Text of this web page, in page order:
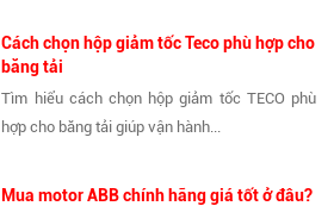
Cách chọn hộp giảm tốc Teco phù hợp cho
băng tải
Tìm hiểu cách chọn hộp giảm tốc TECO phù
hợp cho băng tải giúp vận hành...
Mua motor ABB chính hãng giá tốt ở đâu?